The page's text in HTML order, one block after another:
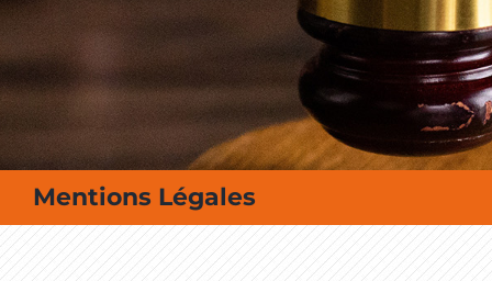
MES SORTIES / MES LOISIRS
Mentions Légales